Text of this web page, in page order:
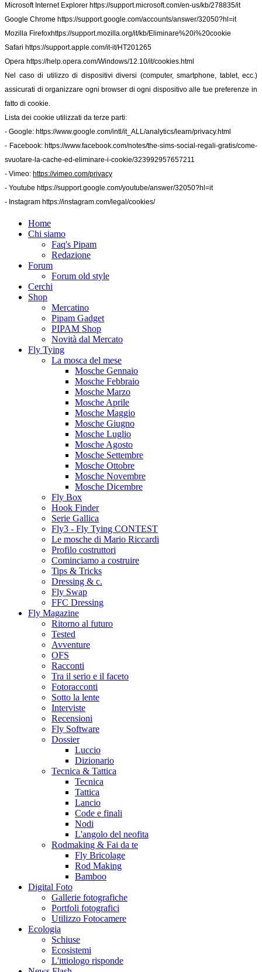
Microsoft Internet Explorer https://support.microsoft.com/en-us/kb/278835/it
Google Chrome https://support.google.com/accounts/answer/32050?hl=it
Mozilla Firefoxhttps://support.mozilla.org/it/kb/Eliminare%20i%20cookie
Safari https://support.apple.com/it-it/HT201265
Opera https://help.opera.com/Windows/12.10/it/cookies.html
Nel caso di utilizzo di dispositivi diversi (computer, smartphone, tablet, ecc.)
assicurati di organizzare ogni browser di ogni dispositivo alle tue preferenze in
fatto di cookie.
Lista dei cookie utilizzati da terze parti:
- Google: https://www.google.com/intl/it_ALL/analytics/learn/privacy.html
- Facebook: https://www.facebook.com/notes/the-sims-social-regali-gratis/come-
svuotare-la-cache-ed-eliminare-i-cookie/323992957657211
- Vimeo: https://vimeo.com/privacy
- Youtube https://support.google.com/youtube/answer/32050?hl=it
- Instagram https://instagram.com/legal/cookies/
Home
Chi siamo
Faq's Pipam
Redazione
Forum
Forum old style
Cerchi
Shop
Mercatino
Pipam Gadget
PIPAM Shop
Novità dal Mercato
Fly Tying
La mosca del mese
Mosche Gennaio
Mosche Febbraio
Mosche Marzo
Mosche Aprile
Mosche Maggio
Mosche Giugno
Mosche Luglio
Mosche Agosto
Mosche Settembre
Mosche Ottobre
Mosche Novembre
Mosche Dicembre
Fly Box
Hook Finder
Serie Gallica
Fly3 - Fly Tying CONTEST
Le mosche di Mario Riccardi
Profilo costruttori
Cominciamo a costruire
Tips & Tricks
Dressing & c.
Fly Swap
FFC Dressing
Fly Magazine
Ritorno al futuro
Tested
Avventure
OFS
Racconti
Tra il serio e il faceto
Fotoracconti
Sotto la lente
Interviste
Recensioni
Fly Software
Dossier
Luccio
Dizionario
Tecnica & Tattica
Tecnica
Tattica
Lancio
Code e finali
Nodi
L'angolo del neofita
Rodmaking & Fai da te
Fly Bricolage
Rod Making
Bamboo
Digital Foto
Gallerie fotografiche
Portfoli fotografici
Utilizzo Fotocamere
Ecologia
Schiuse
Ecosistemi
L'ittiologo risponde